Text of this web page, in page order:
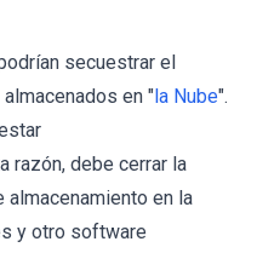
secuestrar el
en " la Nube".
razón, debe cerrar la
en la
y otro software